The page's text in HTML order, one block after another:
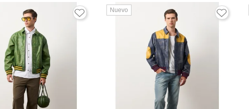
Nuevo